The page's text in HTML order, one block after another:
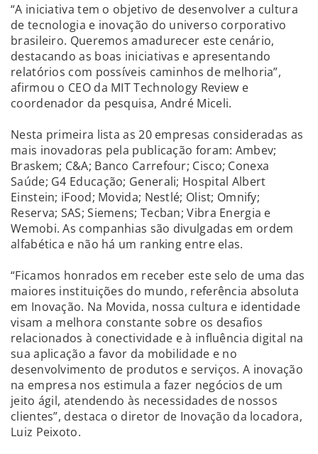
“A iniciativa tem o objetivo de desenvolver a cultura
de tecnologia e inovação do universo corporativo
brasileiro. Queremos amadurecer este cenário,
destacando as boas iniciativas e apresentando
relatórios com possíveis caminhos de melhoria”,
afirmou o CEO da MIT Technology Review e
coordenador da pesquisa, André Miceli.
Nesta primeira lista as 20 empresas consideradas as
mais inovadoras pela publicação foram: Ambev;
Braskem; C&A; Banco Carrefour; Cisco; Conexa
Saúde; G4 Educação; Generali; Hospital Albert
Einstein; iFood; Movida; Nestlé; Olist; Omnify;
Reserva; SAS; Siemens; Tecban; Vibra Energia e
Wemobi. As companhias são divulgadas em ordem
alfabética e não há um ranking entre elas.
“Ficamos honrados em receber este selo de uma das
maiores instituições do mundo, referência absoluta
em Inovação. Na Movida, nossa cultura e identidade
visam a melhora constante sobre os desafios
relacionados à conectividade e à influência digital na
sua aplicação a favor da mobilidade e no
desenvolvimento de produtos e serviços. A inovação
na empresa nos estimula a fazer negócios de um
jeito ágil, atendendo às necessidades de nossos
clientes”, destaca o diretor de Inovação da locadora,
Luiz Peixoto.